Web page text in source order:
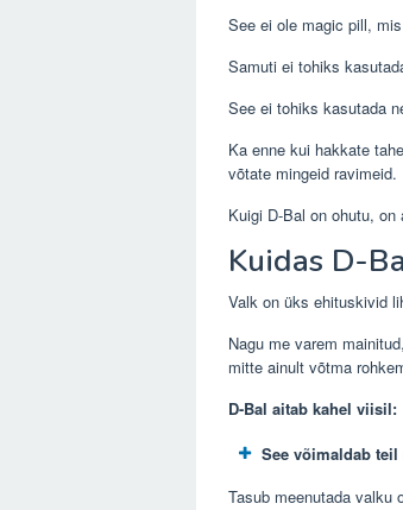
See ei ole magic pill,
Samuti ei tohiks
See ei tohiks kasutada
Ka enne kui hakkate
võtate mingeid ravimeid.
Kuigi D-Bal on ohutu,
Kuidas D-
Valk on üks ehituskivid
Nagu me varem
mitte ainult võtma
D-Bal aitab kahel viisil:
See võimaldab
Tasub meenutada valku